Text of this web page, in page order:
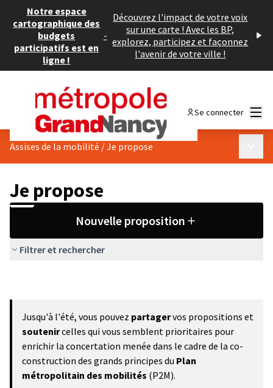
Notre espace
cartographique des
budgets
participatifs est en
ligne !
-
Découvrez l'impact de votre voix
sur une carte ! Avec les BP,
explorez, participez et façonnez
l'avenir de votre ville !
Se connecter
Assises de la mobilité /Je propose
Je propose
Nouvelle proposition
Filtrer et rechercher
Jusqu'à l'été, vous pouvez partagervos propositions et
soutenircelles qui vous semblent prioritaires pour
enrichir la concertation menée dans le cadre de la co-
construction des grands principes du Plan
métropolitain des mobilités (P2M).